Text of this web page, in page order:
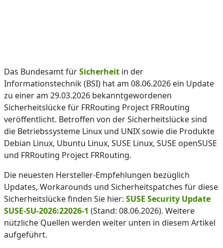
Das Bundesamt fürSicherheit in der
Informationstechnik (BSI) hat am 08.06.2026 ein Update
zu einer am 29.03.2026 bekanntgewordenen
Sicherheitslücke für FRRouting Project FRRouting
veröffentlicht. Betroffen von der Sicherheitslücke sind
die Betriebssysteme Linux und UNIX sowie die Produkte
Debian Linux, Ubuntu Linux, SUSE Linux, SUSE openSUSE
und FRRouting Project FRRouting.
Die neuesten Hersteller-Empfehlungen bezüglich
Updates, Workarounds und Sicherheitspatches für diese
Sicherheitslücke finden Sie hier: SUSE Security Update
SUSE-SU-2026:22026-1 (Stand: 08.06.2026). Weitere
nützliche Quellen werden weiter unten in diesem Artikel
aufgeführt.